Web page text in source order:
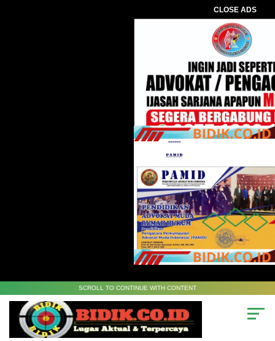
CLOSE ADS
SCROLL TO CONTINUE WITH CONTENT